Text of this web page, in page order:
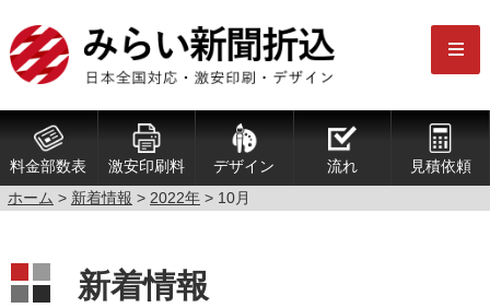
料金部数表 激安印刷料 デザイン 流れ
見積依頼
ホーム > 新着情報 > 2022年> 10月
新着情報